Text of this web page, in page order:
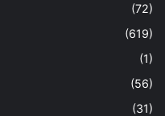
(72)
(619)
(1)
(56)
(31)